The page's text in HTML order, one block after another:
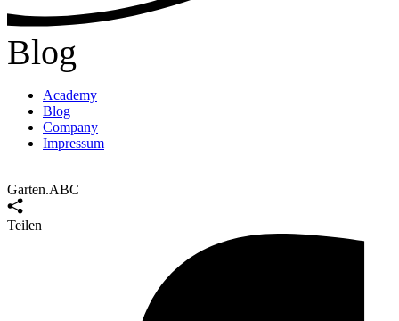
Blog
Academy
Blog
Company
Impressum
Garten.ABC
Teilen